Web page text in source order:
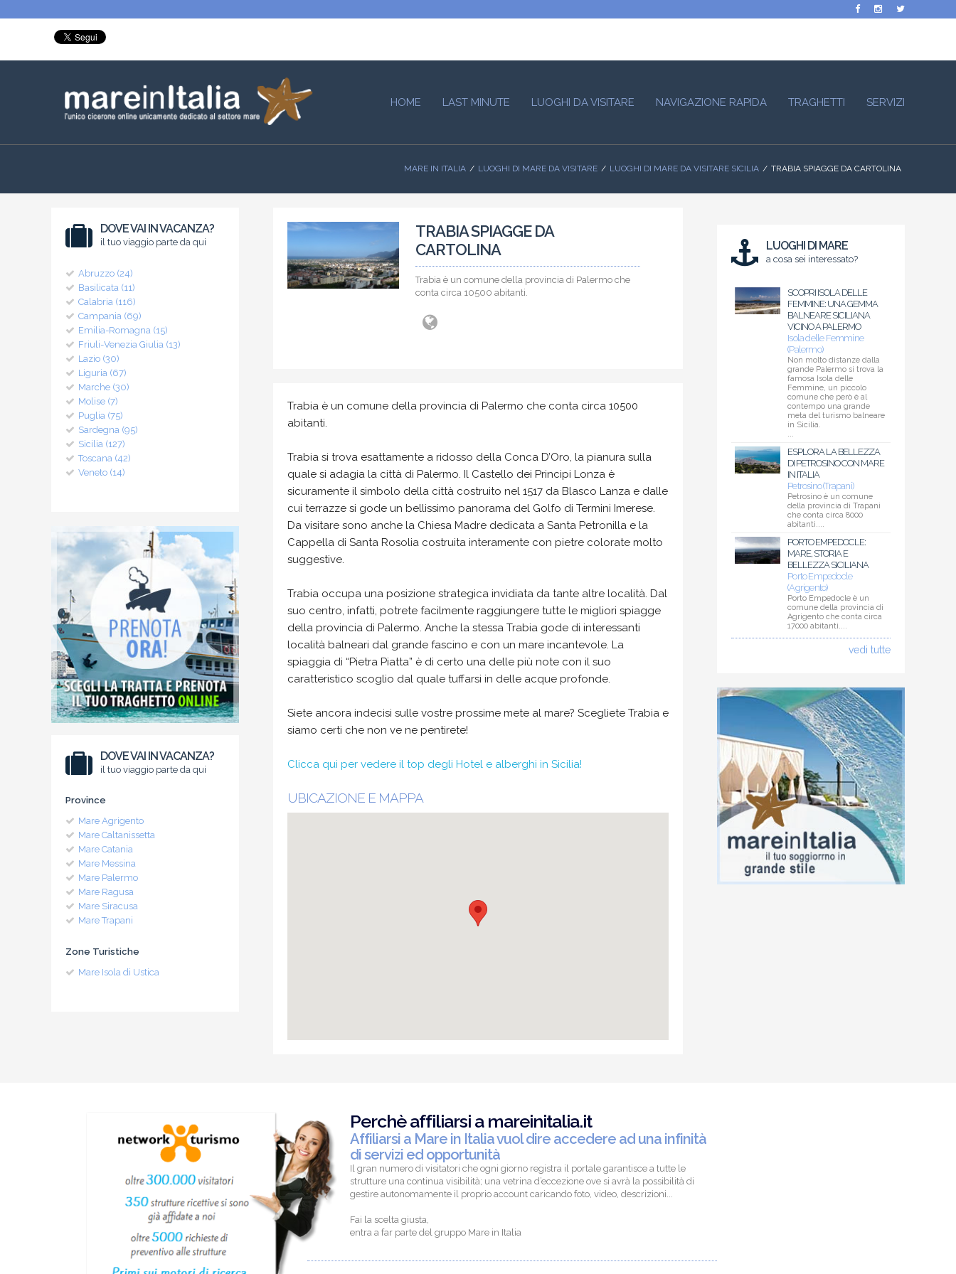
HOME LAST MINUTE LUOGHI DA VISITARE NAVIGAZIONE RAPIDA TRAGHETTI SERVIZI
MARE IN ITALIA LUOGHI DI MARE DA VISITARE LUOGHI DI MARE DA VISITARE SICILIA TRABIA SPIAGGE DA CARTOLINA
DOVE VAI IN VACANZA?
il tuo viaggio parte da qui
Abruzzo (24)
Basilicata (11)
Calabria (116)
Campania (69)
Emilia-Romagna (15)
Friuli-Venezia Giulia (13)
Lazio (30)
Liguria (67)
Marche (30)
Molise (7)
Puglia (75)
Sardegna (95)
Sicilia (127)
Toscana (42)
Veneto (14)
DOVE VAI IN VACANZA?
il tuo viaggio parte da qui
Province
Mare Agrigento
Mare Caltanissetta
Mare Catania
Mare Messina
Mare Palermo
Mare Ragusa
Mare Siracusa
Mare Trapani
Zone Turistiche
Mare Isola di Ustica
TRABIA SPIAGGE DA
CARTOLINA
Trabia è un comune della provincia di Palermo che
conta circa 10500 abitanti.
Trabia è un comune della provincia di Palermo che conta circa 10500
abitanti.
Trabia si trova esattamente a ridosso della Conca D’Oro, la pianura sulla
quale si adagia la città di Palermo. Il Castello dei Principi Lonza è
sicuramente il simbolo della città costruito nel 1517 da Blasco Lanza e dalle
cui terrazze si gode un bellissimo panorama del Golfo di Termini Imerese.
Da visitare sono anche la Chiesa Madre dedicata a Santa Petronilla e la
Cappella di Santa Rosolia costruita interamente con pietre colorate molto
suggestive.
Trabia occupa una posizione strategica invidiata da tante altre località. Dal
suo centro, infatti, potrete facilmente raggiungere tutte le migliori spiagge
della provincia di Palermo. Anche la stessa Trabia gode di interessanti
località balneari dal grande fascino e con un mare incantevole. La
spiaggia di “Pietra Piatta” è di certo una delle più note con il suo
caratteristico scoglio dal quale tuffarsi in delle acque profonde.
Siete ancora indecisi sulle vostre prossime mete al mare? Scegliete Trabia e
siamo certi che non ve ne pentirete!
Clicca qui per vedere il top degli Hotel e alberghi in Sicilia!
UBICAZIONE E MAPPA
LUOGHI DI MARE
a cosa sei interessato?
SCOPRI ISOLA DELLE
FEMMINE: UNA GEMMA
BALNEARE SICILIANA
VICINO A PALERMO
Isola delle Femmine
(Palermo)
Non molto distanze dalla
grande Palermo si trova la
famosa Isola delle
Femmine, un piccolo
comune che però è al
contempo una grande
meta del turismo balneare
in Sicilia.
...
ESPLORA LA BELLEZZA
DI PETROSINO CON MARE
IN ITALIA
Petrosino (Trapani)
Petrosino è un comune
della provincia di Trapani
che conta circa 8000
abitanti....
PORTO EMPEDOCLE:
MARE, STORIA E
BELLEZZA SICILIANA
Porto Empedocle
(Agrigento)
Porto Empedocle è un
comune della provincia di
Agrigento che conta circa
17000 abitanti....
vedi tutte
Perchè affiliarsi a mareinitalia.it
Affiliarsi a Mare in Italia vuol dire accedere ad una infinità
di servizi ed opportunità
Il gran numero di visitatori che ogni giorno registra il portale garantisce a tutte le
strutture una continua visibilità; una vetrina d’eccezione ove si avrà la possibilità di
gestire autonomamente il proprio account caricando foto, video, descrizioni...
Fai la scelta giusta,
entra a far parte del gruppo Mare in Italia